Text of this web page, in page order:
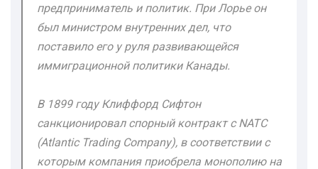
предприниматель и политик. При Лорье он
был министром внутренних дел, что
поставило его у руля развивающейся
иммиграционной политики Канады.
В 1899 году Клиффорд Сифтон
санкционировал спорный контракт с NATC
(Atlantic Trading Company), в соответствии с
которым компания приобрела монополию на